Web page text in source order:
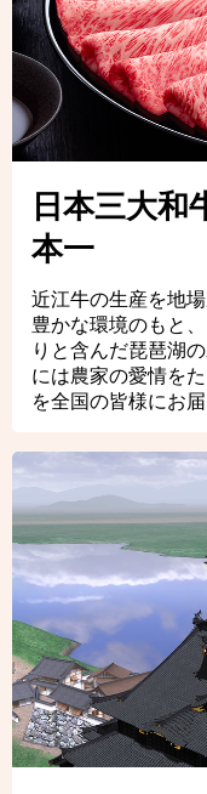
日本三大和
本一
近江牛の生産を地
豊かな環境のもと
りと含んだ琵琶湖
には農家の愛情を
を全国の皆様にお